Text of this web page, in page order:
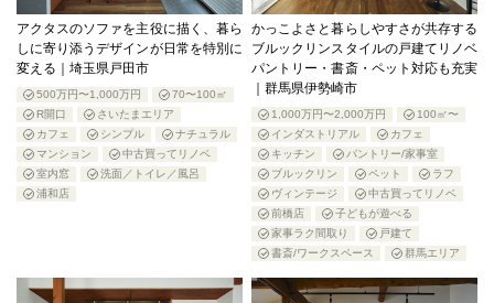
アクタスのソファを主役に描く、暮ら
しに寄り添うデザインが日常を特別に
変える｜埼玉県戸田市
500万円〜1,000万円
70〜100㎡
R開口
さいたまエリア
カフェ
シンプル
ナチュラル
マンション
中古買ってリノベ
室内窓
洗面／トイレ／風呂
浦和店
かっこよさと暮らしやすさが共存する
ブルックリンスタイルの戸建てリノベ
パントリー・書斎・ペット対応も充実
｜群馬県伊勢崎市
1,000万円〜2,000万円
100㎡〜
インダストリアル
カフェ
キッチン
パントリー/家事室
ブルックリン
ペット
ラフ
ヴィンテージ
中古買ってリノベ
前橋店
子どもが遊べる
家事ラク間取り
戸建て
書斎/ワークスペース
群馬エリア